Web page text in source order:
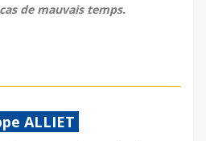
de mauvais temps.
ALLIET